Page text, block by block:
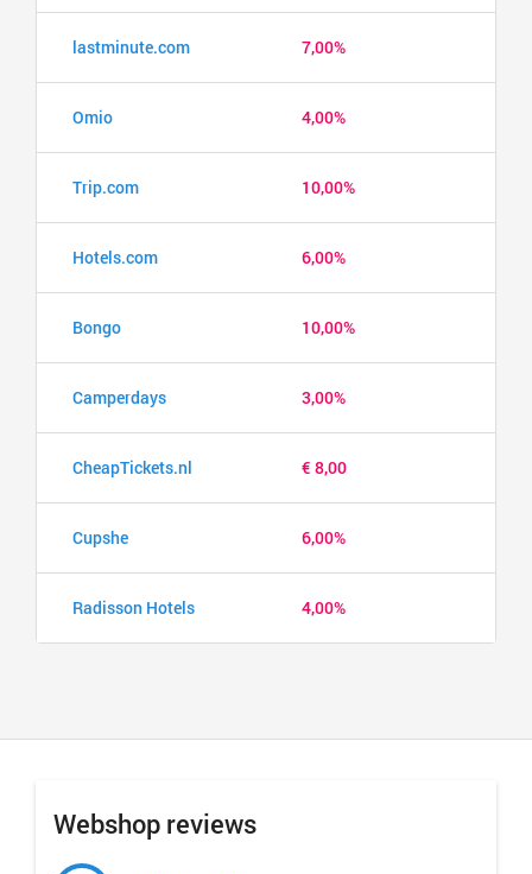
lastminute.com 7,00%
Omio 4,00%
Trip.com 10,00%
Hotels.com 6,00%
Bongo 10,00%
Camperdays 3,00%
CheapTickets.nl € 8,00
Cupshe 6,00%
Radisson Hotels 4,00%
Webshop reviews